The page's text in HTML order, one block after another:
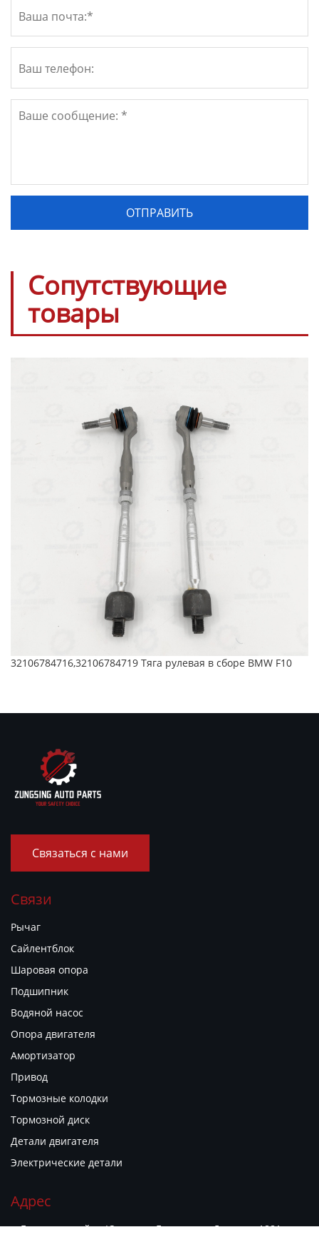
Сопутствующие
товары
32106784716,32106784719 Тяга рулевая в сборе BMW F10
Связаться с нами
Связи
Рычаг
Сайлентблок
Шаровая опора
Подшипник
Водяной насос
Опора двигателя
Амортизатор
Привод
Тормозные колодки
Тормозной диск
Детали двигателя
Электрические детали
Адрес
г. Гуанчжоу, район Юэсю, ул. Гуаньюань Дунлу, д. 1881,